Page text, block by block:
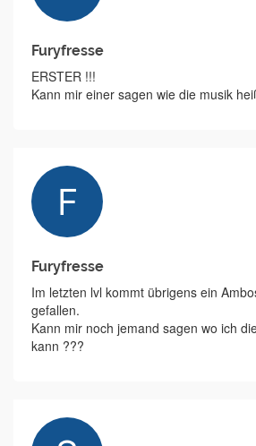
Furyfresse
ERSTER !!!
Kann mir einer sagen wie die musik
Furyfresse
Im letzten lvl kommt übrigens ein
gefallen.
Kann mir noch jemand sagen wo ich
kann ???